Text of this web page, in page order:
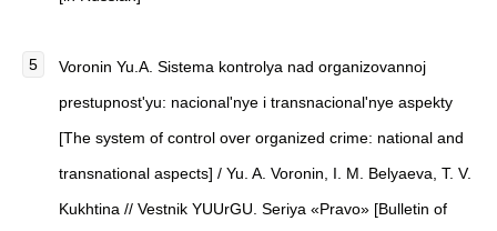
Voronin Yu.A. Sistema kontrolya nad organizovannoj
prestupnost'yu: nacional'nye i transnacional'nye aspekty
[The system of control over organized crime: national and
transnational aspects] / Yu. A. Voronin, I. M. Belyaeva, T. V.
Kukhtina // Vestnik YUUrGU. Seriya «Pravo» [Bulletin of